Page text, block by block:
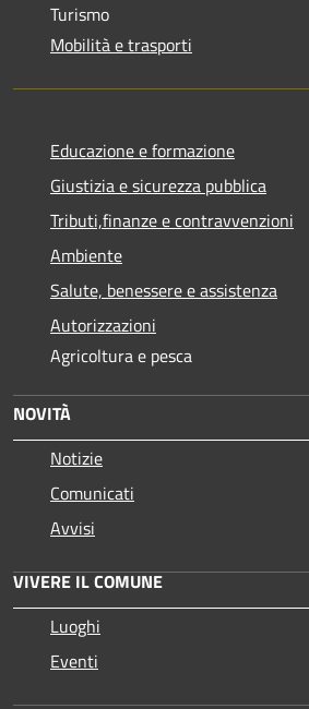
Turismo
Mobilità e trasporti
Educazione e formazione
Giustizia e sicurezza pubblica
Tributi,finanze e contravvenzioni
Ambiente
Salute, benessere e assistenza
Autorizzazioni
Agricoltura e pesca
NOVITÀ
Notizie
Comunicati
Avvisi
VIVERE IL COMUNE
Luoghi
Eventi